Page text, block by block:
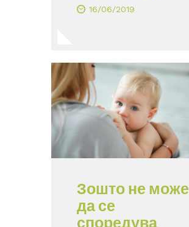
16/06/2019
Зошто не може
да се
споредува